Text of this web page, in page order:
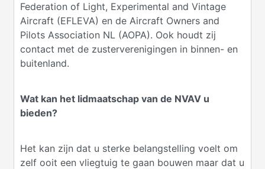
Federation of Light, Experimental and Vintage
Aircraft (EFLEVA) en de Aircraft Owners and
Pilots Association NL (AOPA). Ook houdt zij
contact met de zusterverenigingen in binnen- en
buitenland.
Wat kan het lidmaatschap van de NVAV u
bieden?
Het kan zijn dat u sterke belangstelling voelt om
zelf ooit een vliegtuig te gaan bouwen maar dat u